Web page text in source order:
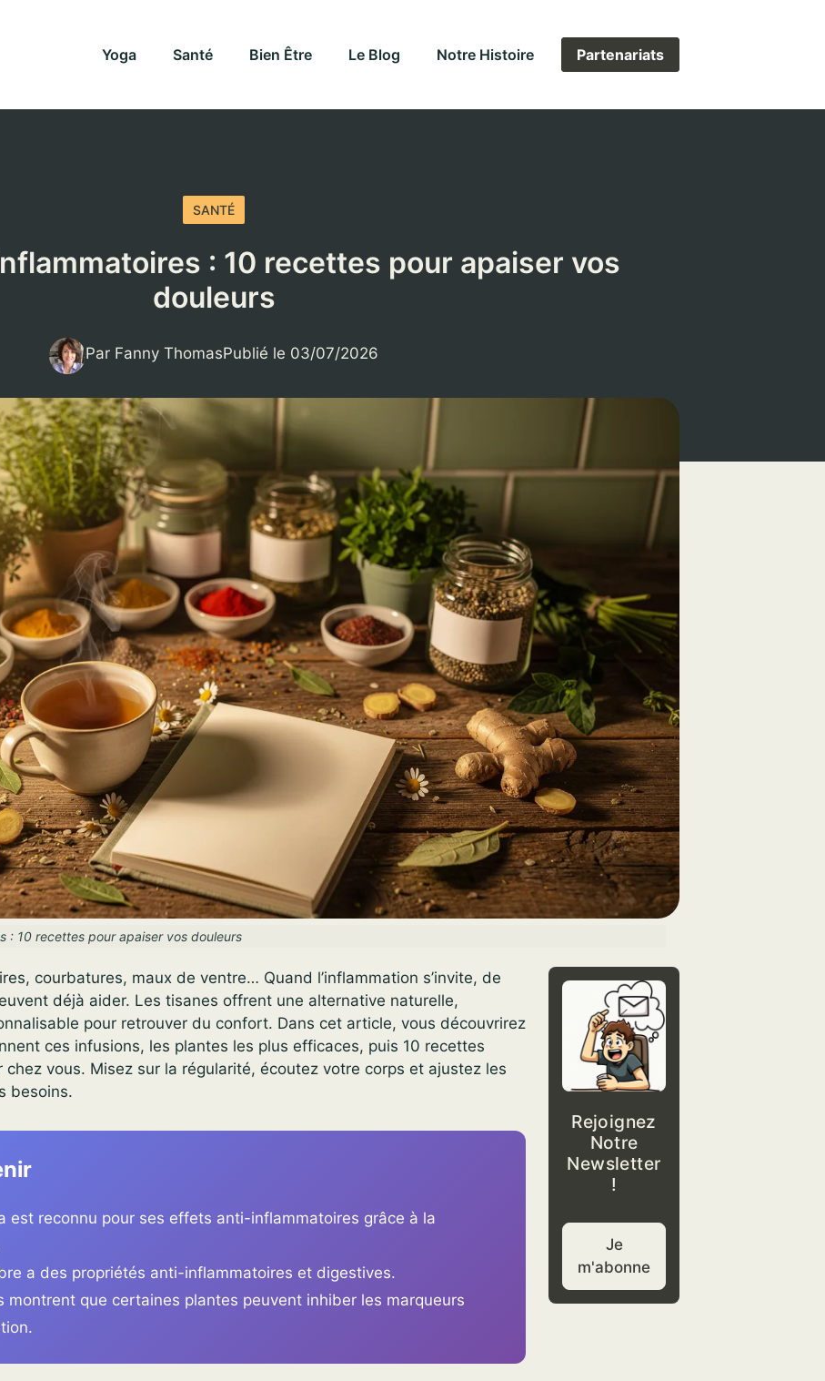
Yoga Santé Bien Être Le Blog Notre Histoire Partenariats
SANTÉ
: 10 recettes pour apaiser vos
douleurs
Par Fanny ThomasPublié le 03/07/2026
: 10 recettes pour apaiser vos douleurs
courbatures, maux de ventre… Quand l’inflammation s’invite, de
déjà aider. Les tisanes offrent une alternative naturelle,
pour retrouver du confort. Dans cet article, vous découvrirez
ces infusions, les plantes les plus efficaces, puis 10 recettes
chez vous. Misez sur la régularité, écoutez votre corps et ajustez les
besoins.
est reconnu pour ses effets anti-inflammatoires grâce à la
a des propriétés anti-inflammatoires et digestives.
montrent que certaines plantes peuvent inhiber les marqueurs
Rejoignez
Notre
Newsletter
!
Je
m'abonne